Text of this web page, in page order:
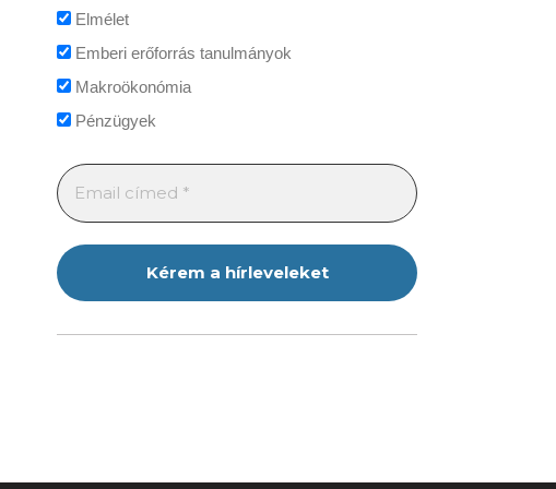
Elmélet
Emberi erőforrás tanulmányok
Makroökonómia
Pénzügyek